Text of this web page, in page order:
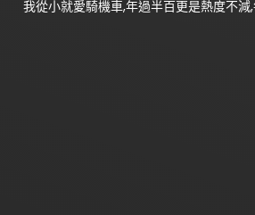
我從小就愛騎機車,年過半百更是熱度不